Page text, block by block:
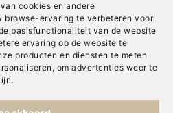
cookies en andere
browse-ervaring te verbeteren voor
basisfunctionaliteit van de website
ervaring op de website te
producten en diensten te meten
, om advertenties weer te
.